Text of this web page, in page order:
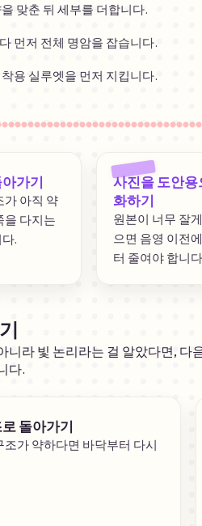
맞춘 뒤 세부를 더합니다.
먼저 전체 명암을 잡습니다.
용 실루엣을 먼저 지킵니다.
가기
가 아직 약
을 다지는
.
사진을 도안용
화하기
원본이 너무 잘
으면 음영 이전
터 줄여야 합니
니라 빛 논리라는 걸 알았다면, 다
다.
돌아가기
조가 약하다면 바닥부터 다시